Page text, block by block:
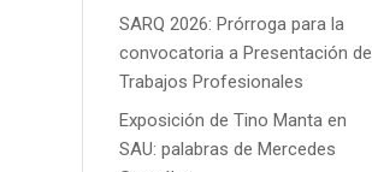
SARQ 2026: Prórroga para la
convocatoria a Presentación de
Trabajos Profesionales
Exposición de Tino Manta en
SAU: palabras de Mercedes